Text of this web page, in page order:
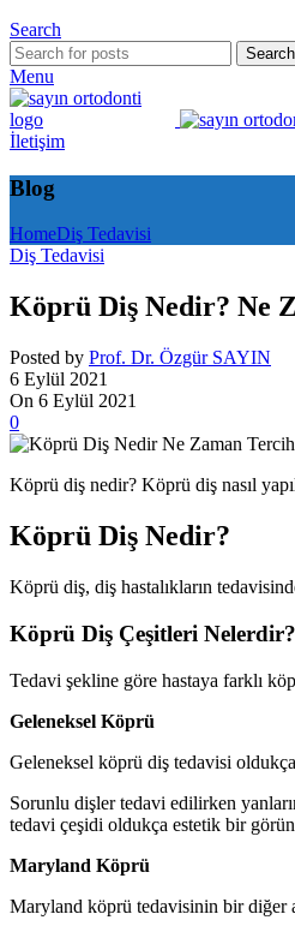
Search
Search
Menu
İletişim
Blog
HomeDiş Tedavisi
Diş Tedavisi
Köprü Diş Nedir? Ne
Posted by Prof. Dr. Özgür SAYIN
6 Eylül 2021
On 6 Eylül 2021
0
Köprü diş nedir? Köprü diş nasıl
Köprü Diş Nedir?
Köprü diş, diş hastalıkların
Köprü Diş Çeşitleri Nelerdir?
Tedavi şekline göre hastaya farklı
Geleneksel Köprü
Geleneksel köprü diş tedavisi
Sorunlu dişler tedavi edilirken
tedavi çeşidi oldukça estetik bir
Maryland Köprü
Maryland köprü tedavisinin bir diğer